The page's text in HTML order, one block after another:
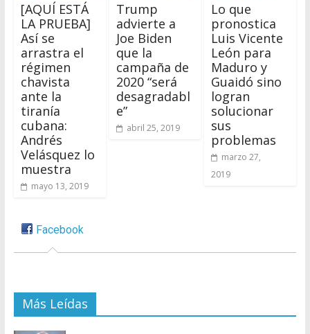
[AQUÍ ESTÁ
LA PRUEBA]
Así se
arrastra el
régimen
chavista
ante la
tiranía
cubana:
Andrés
Velásquez lo
muestra
mayo 13, 2019
Trump
advierte a
Joe Biden
que la
campaña de
2020 “será
desagradabl
e”
abril 25, 2019
Lo que
pronostica
Luis Vicente
León para
Maduro y
Guaidó sino
logran
solucionar
sus
problemas
marzo 27,
2019
Facebook
Más Leídas